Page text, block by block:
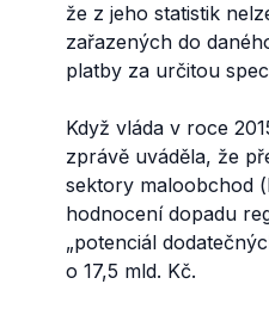
že z jeho statistik
zařazených do
platby za určitou
Když vláda v roce
zprávě uváděla, že
sektory maloobchod
hodnocení dopadu
„potenciál
o 17,5 mld. Kč.